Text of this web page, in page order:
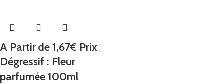
A Partir de 1,67€ Prix
Dégressif : Fleur
parfumée 100ml